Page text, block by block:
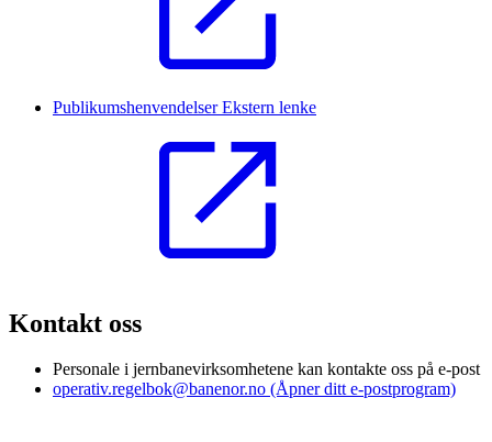
PublikumshenvendelserEkstern lenke
Kontakt oss
Personale i jernbanevirksomhetene kan kontakte oss på e-post
operativ.regelbok@banenor.no (Åpner ditt e-postprogram)